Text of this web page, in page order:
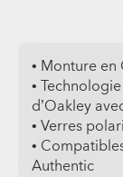
• Monture
•
d’Oakley
• Verres
•
Authentic